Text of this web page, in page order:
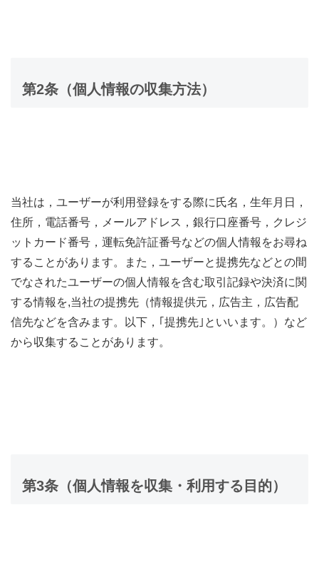
第2条（個人情報の収集方法）
当社は，ユーザーが利用登録をする際に氏名，生年月日，
住所，電話番号，メールアドレス，銀行口座番号，クレジ
ットカード番号，運転免許証番号などの個人情報をお尋ね
することがあります。また，ユーザーと提携先などとの間
でなされたユーザーの個人情報を含む取引記録や決済に関
する情報を,当社の提携先（情報提供元，広告主，広告配
信先などを含みます。以下，｢提携先｣といいます。）など
から収集することがあります。
第3条（個人情報を収集・利用する目的）